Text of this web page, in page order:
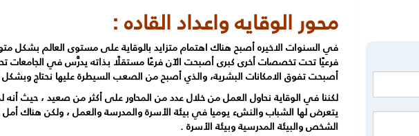
محور الوقايه واعداد القاده :
في السنوات الاخيره أصبح هناك اهتمام متزايد بالوقاية على مستوى العالم بشكل
فرعيًا تحت تخصصات أخرى كبرى أصبحت الآن فرعًا مستقلًا بذاته يدرَّس في الجامعات
أصبحت تفوق الامكانات البشرية، والذي أصبح من الصعب السيطرة عليها نحتاج وبشكل
لكننا في الوقاية نحاول العمل من خلال عدد من المحاور على أكثر من صعيد ، حيث
يتعرض لها الشباب والنشء يوميا في بيئة الأسرة والمدرسة والعمل ، ولكن هناك
الشخص والبيئة المدرسية وبيئة الأسرة .